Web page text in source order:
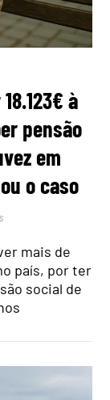
à
pensão
em
o caso
mais de
país, por ter
social de